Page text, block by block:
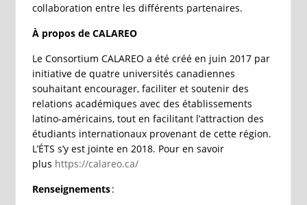
collaboration entre les différents partenaires.
À propos de CALAREO
Le Consortium CALAREO a été créé en juin 2017 par
initiative de quatre universités canadiennes
souhaitant encourager, faciliter et soutenir des
relations académiques avec des établissements
latino-américains, tout en facilitant l’attraction des
étudiants internationaux provenant de cette région.
L’ÉTS s’y est jointe en 2018. Pour en savoir
plus https://calareo.ca/
Renseignements: